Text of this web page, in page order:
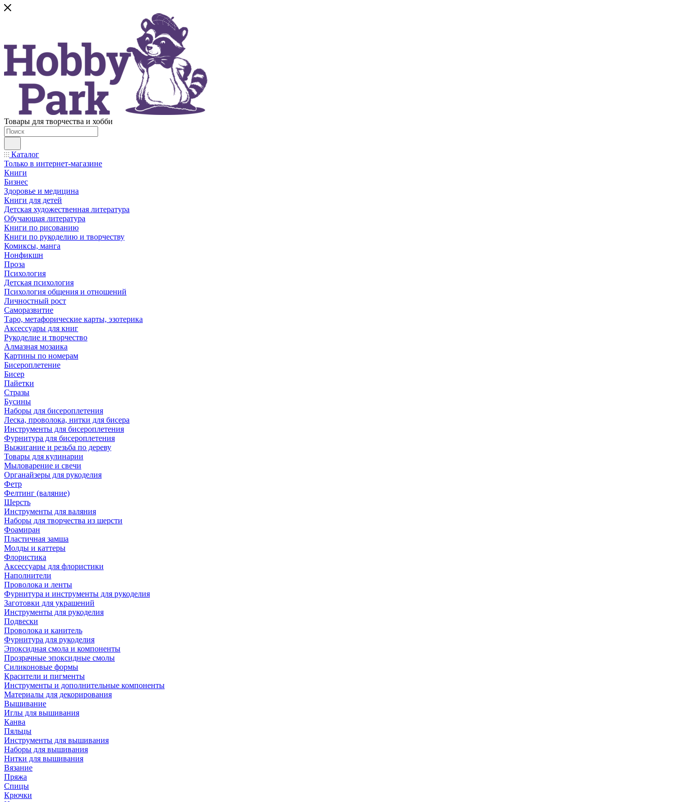
Товары для творчества и хобби
Каталог
Только в интернет-магазине
Книги
Бизнес
Здоровье и медицина
Книги для детей
Детская художественная литература
Обучающая литература
Книги по рисованию
Книги по рукоделию и творчеству
Комиксы, манга
Нонфикшн
Проза
Психология
Детская психология
Психология общения и отношений
Личностный рост
Саморазвитие
Таро, метафорические карты, эзотерика
Аксессуары для книг
Рукоделие и творчество
Алмазная мозаика
Картины по номерам
Бисероплетение
Бисер
Пайетки
Стразы
Бусины
Наборы для бисероплетения
Леска, проволока, нитки для бисера
Инструменты для бисероплетения
Фурнитура для бисероплетения
Выжигание и резьба по дереву
Товары для кулинарии
Мыловарение и свечи
Органайзеры для рукоделия
Фетр
Фелтинг (валяние)
Шерсть
Инструменты для валяния
Наборы для творчества из шерсти
Фоамиран
Пластичная замша
Молды и каттеры
Флористика
Аксессуары для флористики
Наполнители
Проволока и ленты
Фурнитура и инструменты для рукоделия
Заготовки для украшений
Инструменты для рукоделия
Подвески
Проволока и канитель
Фурнитура для рукоделия
Эпоксидная смола и компоненты
Прозрачные эпоксидные смолы
Силиконовые формы
Красители и пигменты
Инструменты и дополнительные компоненты
Материалы для декорирования
Вышивание
Иглы для вышивания
Канва
Пяльцы
Инструменты для вышивания
Наборы для вышивания
Нитки для вышивания
Вязание
Пряжа
Спицы
Крючки